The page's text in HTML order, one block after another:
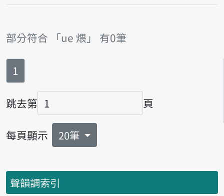
部分符合 「ue 煨」 有0筆
第
1
跳去第
頁碼
頁
每頁顯示 20筆
聲韻調索引